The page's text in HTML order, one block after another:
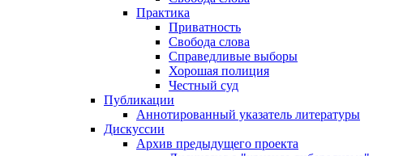
Практика
Приватность
Свобода слова
Справедливые выборы
Хорошая полиция
Честный суд
Публикации
Аннотированный указатель литературы
Дискуссии
Архив предыдущего проекта